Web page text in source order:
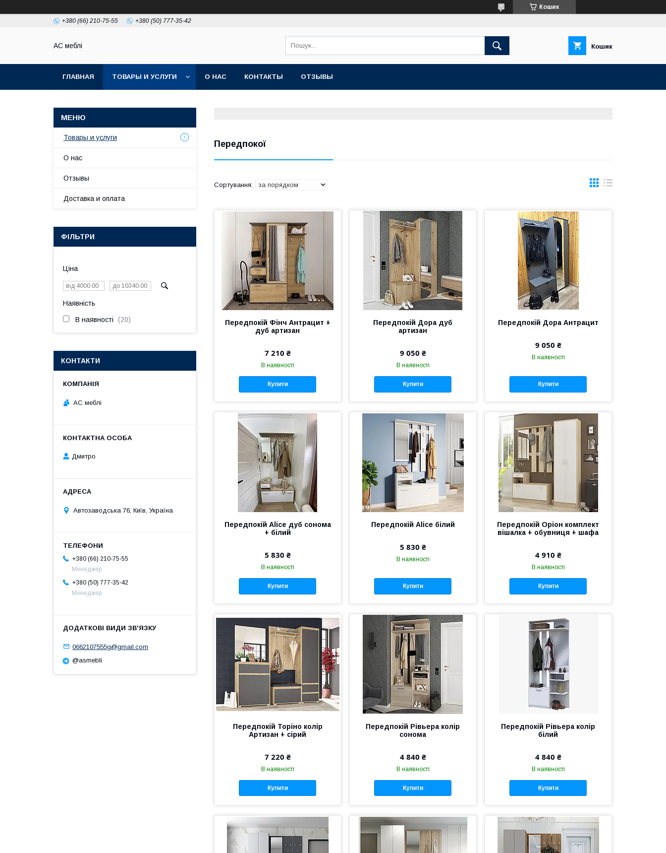
Кошик
+380 (66) 210-75-55 +380 (50) 777-35-42
АС меблі Кошик
ГЛАВНАЯ ТОВАРЫ И УСЛУГИ О НАС КОНТАКТЫ ОТЗЫВЫ
Передпокої
Передпокій Фінч Антрацит +
дуб артизан
7 210 ₴
В наявності
Купити
Передпокій Дора дуб
артизан
9 050 ₴
В наявності
Купити
Передпокій Дора Антрацит
9 050 ₴
В наявності
Купити
Передпокій Alice дуб сонома
+ білий
5 830 ₴
В наявності
Купити
Передпокій Alice білий
5 830 ₴
В наявності
Купити
Передпокій Оріон комплект
вішалка + обувниця + шафа
4 910 ₴
В наявності
Купити
Передпокій Торіно колір
Артизан + сірий
7 220 ₴
В наявності
Купити
Передпокій Рівьера колір
сонома
4 840 ₴
В наявності
Купити
Передпокій Рівьера колір
білий
4 840 ₴
В наявності
Купити
Товары и услуги
О нас
Отзывы
Доставка и оплата
ФІЛЬТРИ
Ціна
Наявність
В наявності 20
КОНТАКТИ
АС меблі
Дмитро
Автозаводська 76, Київ, Україна
+380 (66) 210-75-55
Менеджер
+380 (50) 777-35-42
Менеджер
0662107555g@gmail.com
@asmebli